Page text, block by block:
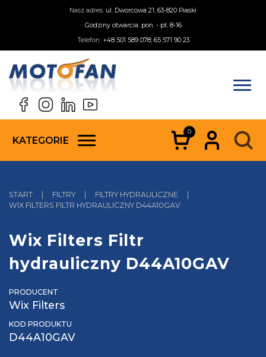
Nasz adres: ul. Dworcowa 21, 63-820 Piaski
Godziny otwarcia: pon. - pt. 8-16
Telefon: +48 501 589 078; 65 571 90 23
KATEGORIE
0
START | FILTRY | FILTRY HYDRAULICZNE
|
WIX FILTERS FILTR HYDRAULICZNY D44A10GAV
Wix Filters Filtr
hydrauliczny D44A10GAV
PRODUCENT
Wix Filters
KOD PRODUKTU
D44A10GAV